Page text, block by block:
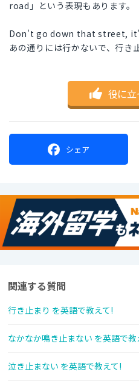
road」という表現もあります。
Don't go down that street,
あの通りには行かないで、行き
役に立
シェア
関連する質問
行き止まり を英語で教えて!
なかなか鳴き止まない を英語で教
泣き止まない を英語で教えて!